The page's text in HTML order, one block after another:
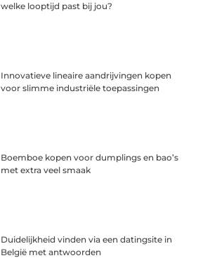
welke looptijd past bij jou?
Innovatieve lineaire aandrijvingen kopen
voor slimme industriële toepassingen
Boemboe kopen voor dumplings en bao’s
met extra veel smaak
Duidelijkheid vinden via een datingsite in
België met antwoorden